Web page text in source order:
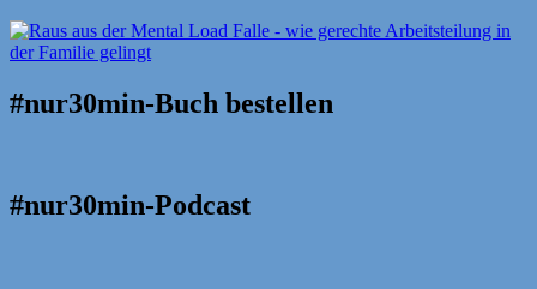
#nur30min-Buch bestellen
#nur30min-Podcast